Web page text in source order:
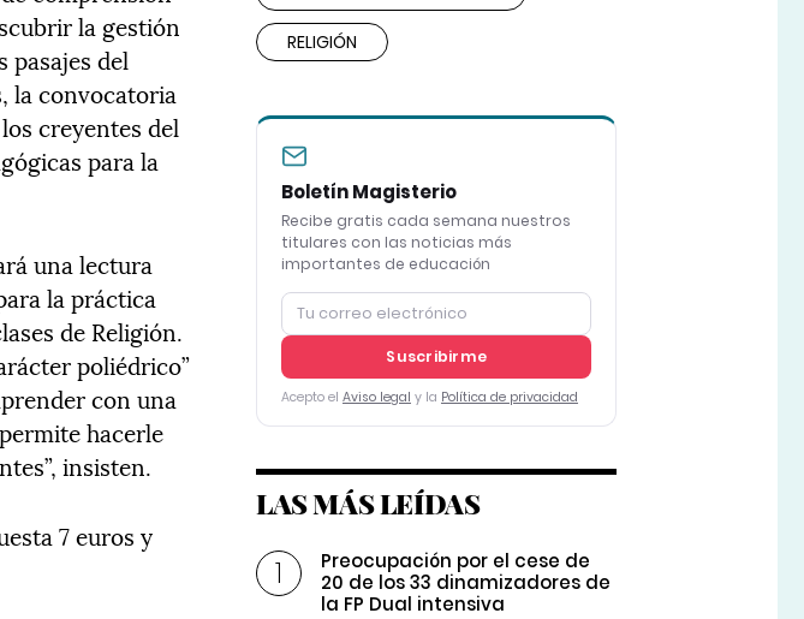
la gestión
pasajes del
la convocatoria
creyentes del
para la
una lectura
la práctica
de Religión.
poliédrico”
con una
hacerle
insisten.
7 euros y
RELIGIÓN
Boletín Magisterio
Recibe gratis cada semana nuestros
titulares con las noticias más
importantes de educación
Suscribirme
Acepto el Aviso legal y la Política de privacidad
LAS MÁS LEÍDAS
Preocupación por el cese de
20 de los 33 dinamizadores de
la FP Dual intensiva